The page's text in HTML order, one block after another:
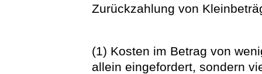
Zurückzahlung von
(1) Kosten im Betrag von
allein eingefordert, sondern